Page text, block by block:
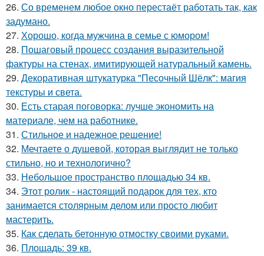
26. Со временем любое окно перестаёт работать так, как
задумано.
27. Хорошо, когда мужчина в семье с юмором!
28. Пошаговый процесс создания выразительной
фактуры на стенах, имитирующей натуральный камень.
29. Декоративная штукатурка "Песочный Шёлк": магия
текстуры и света.
30. Есть старая поговорка: лучше экономить на
материале, чем на работнике.
31. Стильное и надежное решение!
32. Мечтаете о душевой, которая выглядит не только
стильно, но и технологично?
33. Небольшое пространство площадью 34 кв.
34. Этот ролик - настоящий подарок для тех, кто
занимается столярным делом или просто любит
мастерить.
35. Как сделать бетонную отмостку своими руками.
36. Площадь: 39 кв.